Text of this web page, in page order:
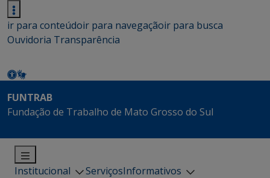
ir para conteúdoir para navegaçãoir para busca
Ouvidoria Transparência
FUNTRAB
Fundação de Trabalho de Mato Grosso do Sul
Institucional ServiçosInformativos